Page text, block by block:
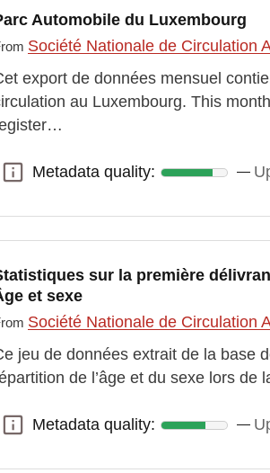
Automobile du Luxembourg
Société Nationale de Circulation
export de données mensuel
au Luxembourg. This
Metadata quality:
Metadata quality:
sur la première
et sexe
Société Nationale de Circulation
jeu de données extrait de la base
de l’âge et du sexe lors
Metadata quality:
Metadata quality: